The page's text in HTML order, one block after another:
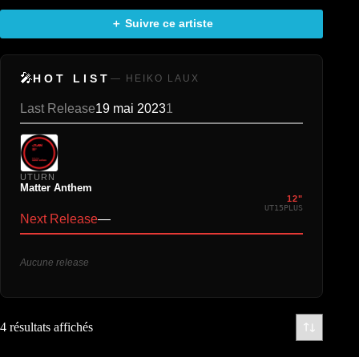
＋ Suivre ce artiste
🎤HOT LIST — HEIKO LAUX
Last Release19 mai 20231
UTURN
Matter Anthem
12"
UT15PLUS
Next Release—
Aucune release
4 résultats affichés